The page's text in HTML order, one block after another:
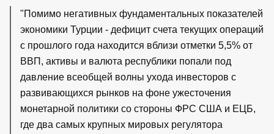
"Помимо негативных фундаментальных показателей
экономики Турции - дефицит счета текущих операций
с прошлого года находится вблизи отметки 5,5% от
ВВП, активы и валюта республики попали под
давление всеобщей волны ухода инвесторов с
развивающихся рынков на фоне ужесточения
монетарной политики со стороны ФРС США и ЕЦБ,
где два самых крупных мировых регулятора